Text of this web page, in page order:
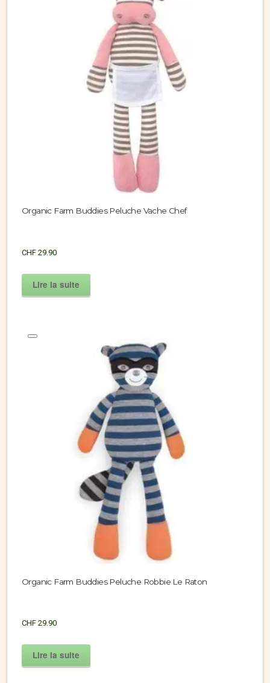
Organic Farm Buddies Peluche Vache Chef
CHF 29.90
Lire la suite
Organic Farm Buddies Peluche Robbie Le Raton
CHF 29.90
Lire la suite